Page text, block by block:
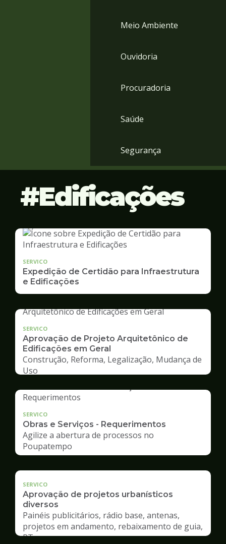
Meio Ambiente
Ouvidoria
Procuradoria
Saúde
Segurança
Edificações
SERVICO
Expedição de Certidão para Infraestrutura
e Edificações
SERVICO
Aprovação de Projeto Arquitetônico de
Edificações em Geral
Construção, Reforma, Legalização, Mudança de
Uso
SERVICO
Obras e Serviços - Requerimentos
Agilize a abertura de processos no
Poupatempo
SERVICO
Aprovação de projetos urbanísticos
diversos
Painéis publicitários, rádio base, antenas,
projetos em andamento, rebaixamento de guia,
RT